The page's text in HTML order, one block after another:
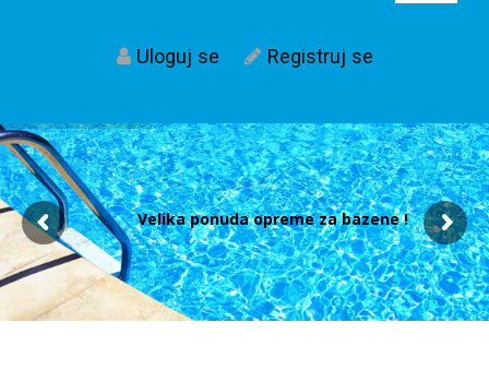
Uloguj se Registruj se
Velika ponuda opreme za bazene !